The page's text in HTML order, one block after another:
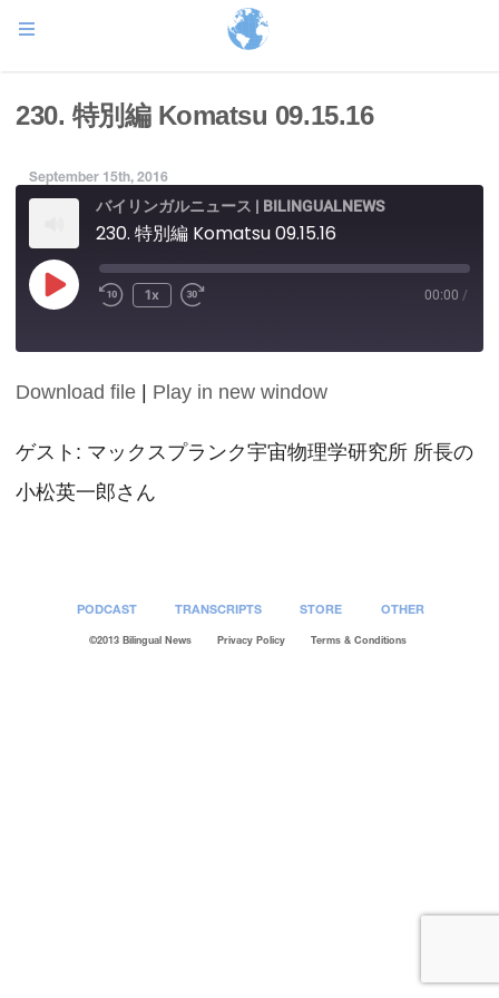
230. 特別編 Komatsu 09.15.16
September 15th, 2016
バイリンガルニュース | BILINGUALNEWS
230. 特別編 Komatsu 09.15.16
Play
Episode
1x 00:00 /
SHARE
LINK
EMBED
Download file Play in new window
ゲスト: マックスプランク宇宙物理学研究所 所長の
小松英一郎さん
PODCAST TRANSCRIPTS STORE OTHER
©2013 Bilingual News Privacy Policy Terms & Conditions